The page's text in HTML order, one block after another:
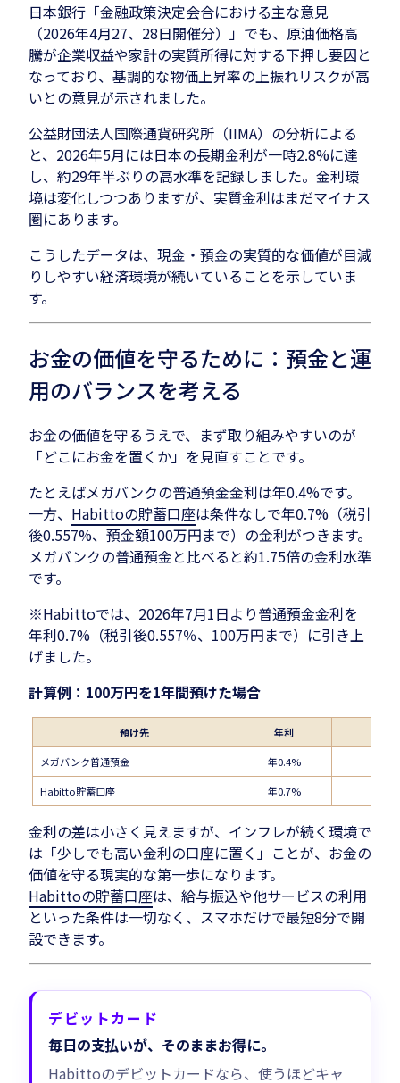
日本銀行「金融政策決定会合における主な意見
（2026年4月27、28日開催分）」でも、原油価格高
騰が企業収益や家計の実質所得に対する下押し要因と
なっており、基調的な物価上昇率の上振れリスクが高
いとの意見が示されました。
公益財団法人国際通貨研究所（IIMA）の分析による
と、2026年5月には日本の長期金利が一時2.8%に達
し、約29年半ぶりの高水準を記録しました。金利環
境は変化しつつありますが、実質金利はまだマイナス
圏にあります。
こうしたデータは、現金・預金の実質的な価値が目減
りしやすい経済環境が続いていることを示していま
す。
お金の価値を守るために：預金と運
用のバランスを考える
お金の価値を守るうえで、まず取り組みやすいのが
「どこにお金を置くか」を見直すことです。
たとえばメガバンクの普通預金金利は年0.4%です。
一方、 Habittoの貯蓄口座は条件なしで年0.7%（税引
後0.557%、預金額100万円まで）の金利がつきます。
メガバンクの普通預金と比べると約1.75倍の金利水準
です。
※Habittoでは、2026年7月1日より普通預金金利を
年利0.7%（税引後0.557％、100万円まで）に引き上
げました。
計算例：100万円を1年間預けた場合
預け先 年利
メガバンク普通預金 年0.4%
Habitto貯蓄口座 年0.7%
金利の差は小さく見えますが、インフレが続く環境で
は「少しでも高い金利の口座に置く」ことが、お金の
価値を守る現実的な第一歩になります。
Habittoの貯蓄口座は、給与振込や他サービスの利用
といった条件は一切なく、スマホだけで最短8分で開
設できます。
デビットカード
毎日の支払いが、そのままお得に。
Habittoのデビットカードなら、使うほどキャ